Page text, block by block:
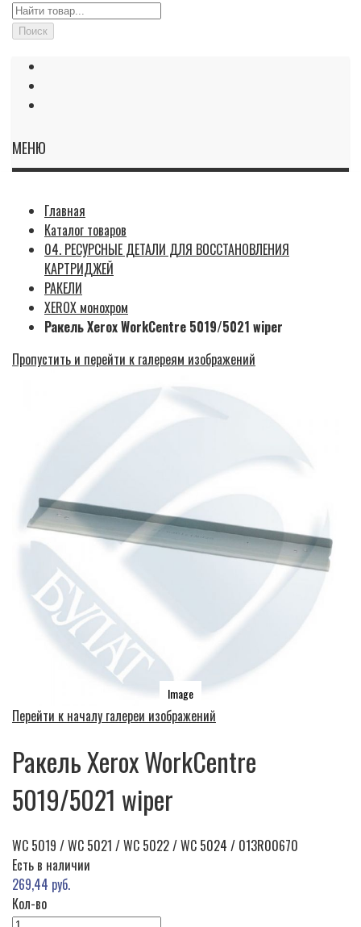
Поиск
МЕНЮ
Главная
Каталог товаров
04. РЕСУРСНЫЕ ДЕТАЛИ ДЛЯ ВОССТАНОВЛЕНИЯ
КАРТРИДЖЕЙ
РАКЕЛИ
XEROX монохром
Ракель Xerox WorkCentre 5019/5021 wiper
Пропустить и перейти к галереям изображений
Image
Перейти к началу галереи изображений
Ракель Xerox WorkCentre
5019/5021 wiper
WC 5019 / WC 5021 / WC 5022 / WC 5024 / 013R00670
Есть в наличии
269,44 руб.
Кол-во